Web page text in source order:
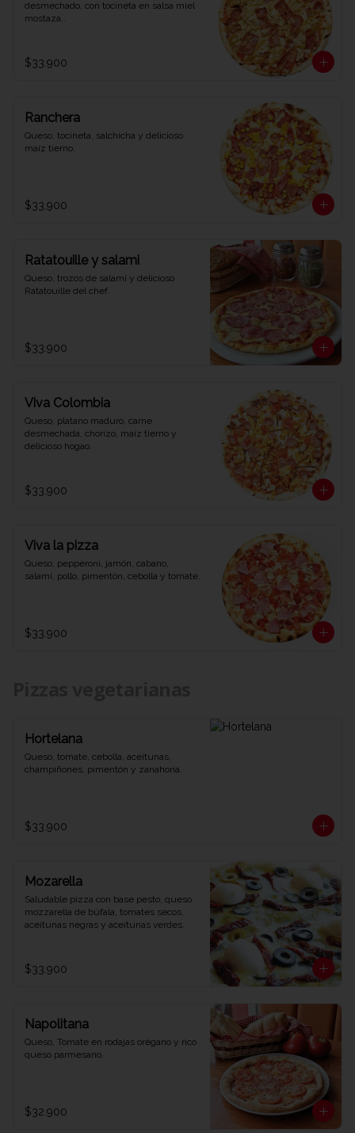
desmechado, con tocineta en salsa miel
mostaza..
$33.900
Ranchera
Queso, tocineta, salchicha y delicioso
maíz tierno.
$33.900
Ratatouille y salami
Queso, trozos de salamí y delicioso
Ratatouille del chef.
$33.900
Viva Colombia
Queso, platano maduro, carne
desmechada, chorizo, maíz tierno y
delicioso hogao.
$33.900
Viva la pizza
Queso, pepperoni, jamón, cabano,
salamí, pollo, pimentón, cebolla y tomate.
$33.900
Hortelana
Queso, tomate, cebolla, aceitunas,
champiñones, pimentón y zanahoria.
$33.900
Mozarella
Saludable pizza con base pesto, queso
mozzarella de búfala, tomates secos,
aceitunas negras y aceitunas verdes.
$33.900
Napolitana
Queso, Tomate en rodajas orégano y rico
queso parmesano.
$32.900